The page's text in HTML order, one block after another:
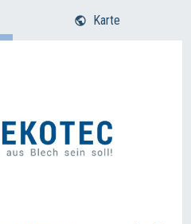
Karte